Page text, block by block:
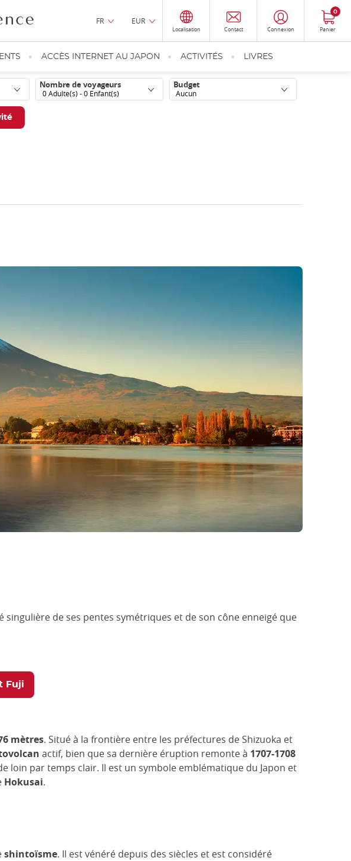
FR EUR
Localisation Contact Connexion Panier
0
ACCÈS INTERNET AU JAPON ACTIVITÉS LIVRES
0Adulte(s) -0Enfant(s)
Nombre de voyageurs Budget
de ses pentes symétriques et de son cône enneigé que
Fuji
mètres. Situé à la frontière entre les préfectures de Shizuoka et
actif, bien que sa dernière éruption remonte à 1707-1708
loin par temps clair. Il est un symbole emblématique du Japon et
Hokusai.
shintoïsme. Il est vénéré depuis des siècles et est considéré